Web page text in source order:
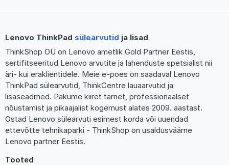
Lenovo ThinkPad sülearvutid ja lisad
ThinkShop OÜ on Lenovo ametlik Gold Partner Eestis,
sertifitseeritud Lenovo arvutite ja lahenduste spetsialist nii
äri- kui eraklientidele. Meie e-poes on saadaval Lenovo
ThinkPad sülearvutid, ThinkCentre lauaarvutid ja
lisaseadmed. Pakume kiiret tarnet, professionaalset
nõustamist ja pikaajalist kogemust alates 2009. aastast.
Ostad Lenovo sülearvuti esimest korda või uuendad
ettevõtte tehnikaparki - ThinkShop on usaldusväärne
Lenovo partner Eestis.
Tooted